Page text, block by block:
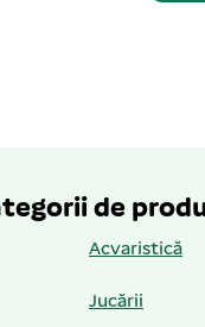
de
Acvaristică
Jucării